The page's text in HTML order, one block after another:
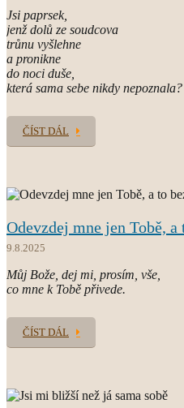
Jsi paprsek,
jenž dolů ze soudcova
trůnu vyšlehne
a pronikne
do noci duše,
která sama sebe nikdy nepoznala?
ČÍST DÁL
Odevzdej mne jen Tobě, a
9.8.2025
Můj Bože, dej mi, prosím, vše,
co mne k Tobě přivede.
ČÍST DÁL